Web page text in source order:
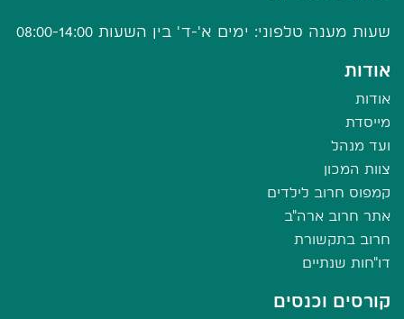
שעות מענה טלפוני: ימים א'-ד' בין השעות 08:00-14:00
אודות
אודות
מייסדת
ועד מנהל
צוות המכון
קמפוס חרוב לילדים
אתר חרוב ארה"ב
חרוב בתקשורת
דו"חות שנתיים
קורסים וכנסים